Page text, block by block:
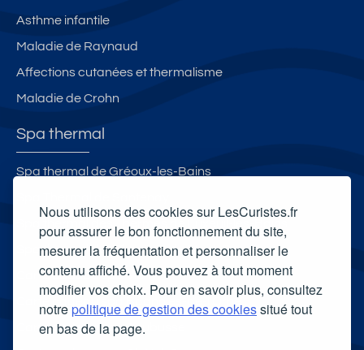
Nous utilisons des cookies sur LesCuristes.fr
pour assurer le bon fonctionnement du site,
mesurer la fréquentation et personnaliser le
contenu affiché. Vous pouvez à tout moment
modifier vos choix. Pour en savoir plus, consultez
notrepolitique de gestion des cookiessitué tout
en bas de la page.
Asthme infantile
Maladie de Raynaud
Affections cutanées et thermalisme
Maladie de Crohn
Spa thermal
Spa thermal de Gréoux-les-Bains
Spa thermal des Thermes du Mont-Dore
Carte cadeau spa Vichy
Carte cadeau spa Bagnoles-de-l'Orne
Carte cadeau spa Saubusse